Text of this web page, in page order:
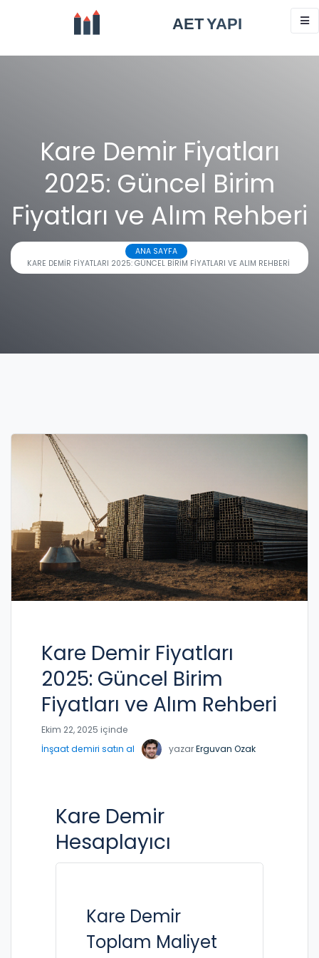
Kare Demir Fiyatları
2025: Güncel Birim
Fiyatları ve Alım Rehberi
ANA SAYFA
KARE DEMIR FIYATLARI 2025: GÜNCEL BIRIM FIYATLARI VE ALIM REHBERI
Kare Demir Fiyatları
2025: Güncel Birim
Fiyatları ve Alım Rehberi
Ekim 22, 2025 içinde
İnşaat demiri satın al
yazarErguvan Ozak
Kare Demir
Hesaplayıcı
Kare Demir
Toplam Maliyet